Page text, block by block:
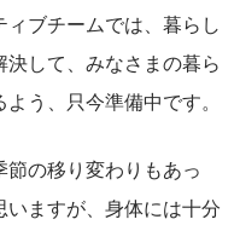
ブチームでは、暮らし
して、みなさまの暮ら
う、只今準備中です。
の移り変わりもあっ
ますが、身体には十分